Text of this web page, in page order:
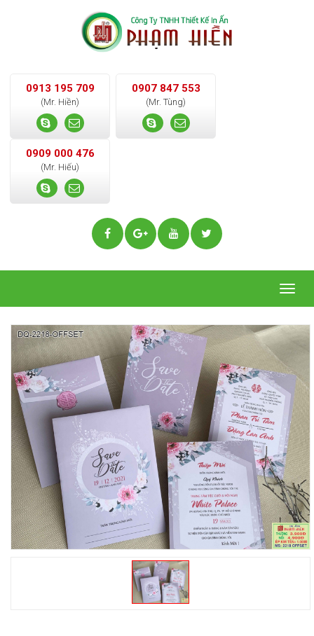
0913 195 709
(Mr. Hiền)
0907 847 553
(Mr. Tùng)
0909 000 476
(Mr. Hiếu)